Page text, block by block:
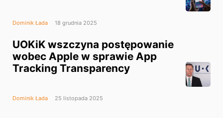
Dominik Łada 18 grudnia 2025
UOKiK wszczyna postępowanie
wobec Apple w sprawie App
Tracking Transparency
Dominik Łada 25 listopada 2025